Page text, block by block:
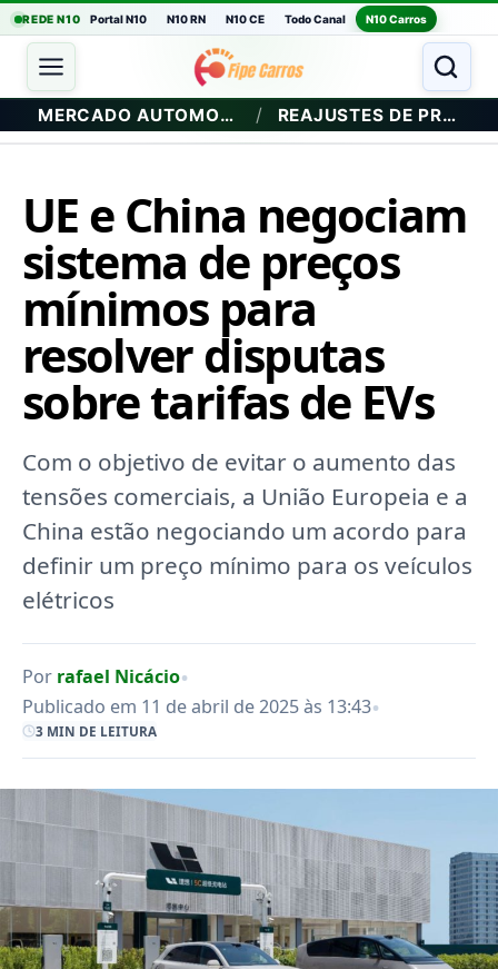
REDE N10 Portal N10 N10 RN N10 CE Todo Canal N10 Carros
MERCADO AUTOMOTIVO / REAJUSTES DE PREÇO
UE e China negociam
sistema de preços
mínimos para
resolver disputas
sobre tarifas de EVs
Com o objetivo de evitar o aumento das
tensões comerciais, a União Europeia e a
China estão negociando um acordo para
definir um preço mínimo para os veículos
elétricos
Por rafael Nicácio•
Publicado em 11 de abril de 2025 às 13:43•
3 MIN DE LEITURA